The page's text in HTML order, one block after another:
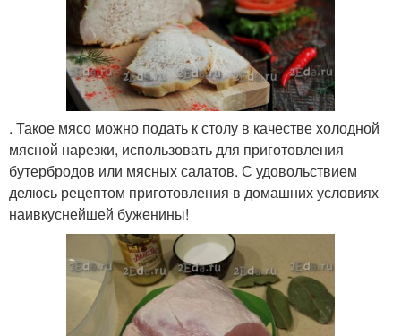
. Такое мясо можно подать к столу в качестве холодной
мясной нарезки, использовать для приготовления
бутербродов или мясных салатов. С удовольствием
делюсь рецептом приготовления в домашних условиях
наивкуснейшей буженины!